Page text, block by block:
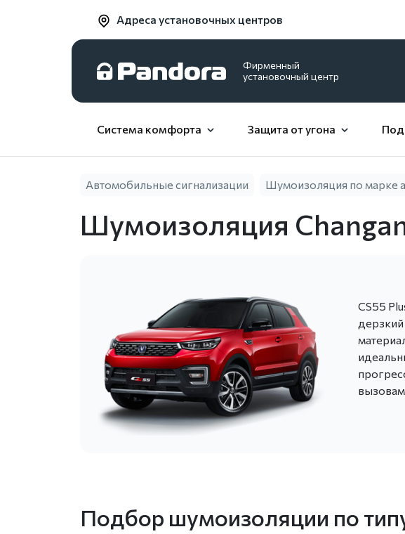
Адреса установочных центров
Фирменный
установочный центр
Система комфорта Защита от угона
Автомобильные сигнализации Шумоизоляция по марке
Шумоизоляция
CS55
Подбор шумоизоляции по